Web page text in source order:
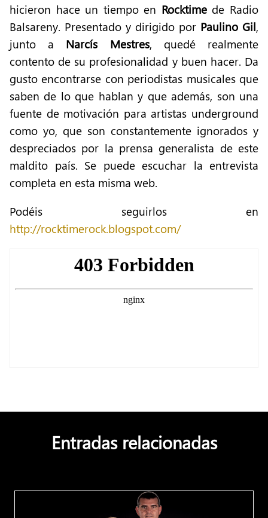
hicieron hace un tiempo en Rocktimede Radio
Balsareny. Presentado y dirigido por Paulino Gil,
junto a Narcís Mestres, quedé realmente
contento de su profesionalidad y buen hacer. Da
gusto encontrarse con periodistas musicales que
saben de lo que hablan y que además, son una
fuente de motivación para artistas underground
como yo, que son constantemente ignorados y
despreciados por la prensa generalista de este
maldito país. Se puede escuchar la entrevista
completa en esta misma web.
Podéis seguirlos en
http://rocktimerock.blogspot.com/
Entradas relacionadas